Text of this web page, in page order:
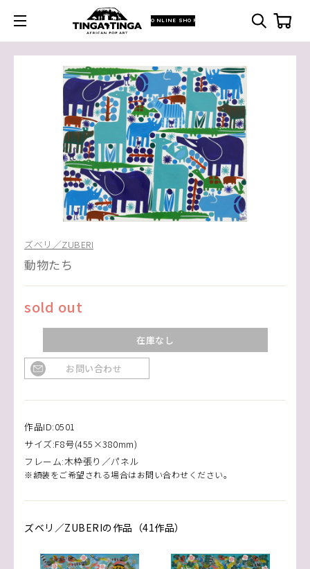
ONLINE SHOP
ズベリ／ZUBERI
動物たち
sold out
在庫なし
お問い合わせ
作品ID:0501
サイズ:F8号(455×380mm)
フレーム:木枠張り／パネル
※額装をご希望される場合はお問い合わせください。
ズベリ／ZUBERIの作品（41作品）